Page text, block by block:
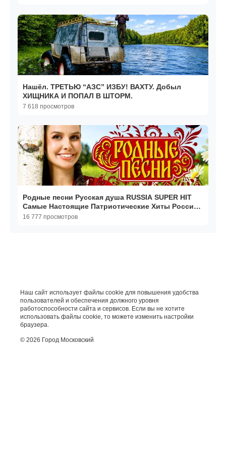
Нашёл. ТРЕТЬЮ “АЗС” ИЗБУ! ВАХТУ. Добыл
ХИЩНИКА И ПОПАЛ В ШТОРМ.
7 618 просмотров
Родные песни Русская душа RUSSIA SUPER HIT
Самые Настоящие Патриотические Хиты России
Онлайн 2026
16 777 просмотров
Наш сайт использует файлы cookie для повышения удобства
пользователей и обеспечения должного уровня
работоспособности сайта и сервисов. Если вы не хотите
использовать файлы cookie, то можете изменить настройки
браузера.
© 2026 Город Московский